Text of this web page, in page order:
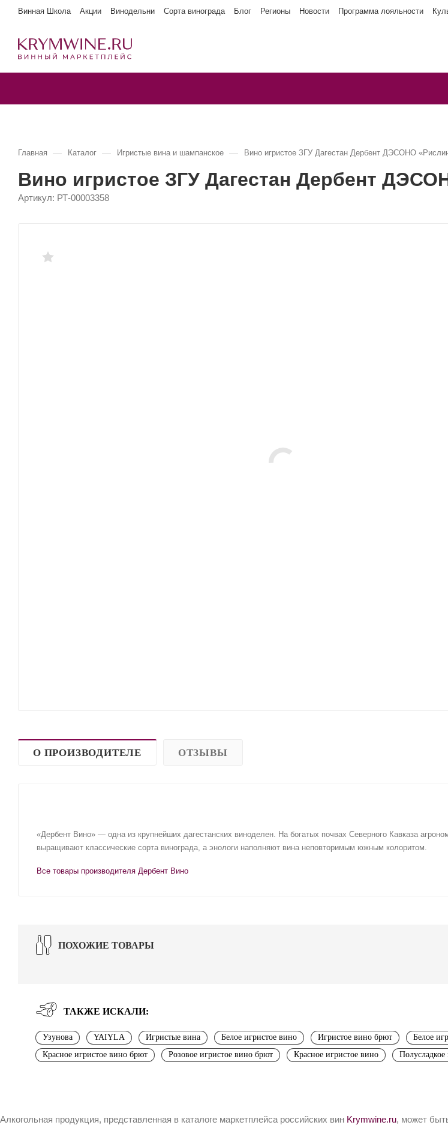
Винная Школа Акции Винодельни Сорта винограда Блог Регионы Новости Программа лояльности
Главная — Каталог — Игристые вина и шампанское — Вино игристое ЗГУ Дагестан Дербент ДЭСОНО
Вино игристое ЗГУ Дагестан Дербент
Артикул: РТ-00003358
О ПРОИЗВОДИТЕЛЕ ОТЗЫВЫ
«Дербент Вино» — одна из крупнейших дагестанских виноделен. На богатых почвах Северного Кавказа
выращивают классические сорта винограда, а энологи наполняют вина неповторимым южным колоритом.
Все товары производителя Дербент Вино
ПОХОЖИЕ ТОВАРЫ
ТАКЖЕ ИСКАЛИ:
Узунова YAIYLA Игристые вина Белое игристое вино Игристое вино брют
Белое
Красное игристое вино брют
Розовое игристое вино брют Красное игристое вино Полусладкое
Алкогольная продукция, представленная в каталоге маркетплейса российских вин Krymwine.ru, может